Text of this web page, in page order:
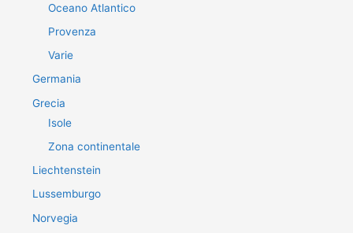
Oceano Atlantico
Provenza
Varie
Germania
Grecia
Isole
Zona continentale
Liechtenstein
Lussemburgo
Norvegia